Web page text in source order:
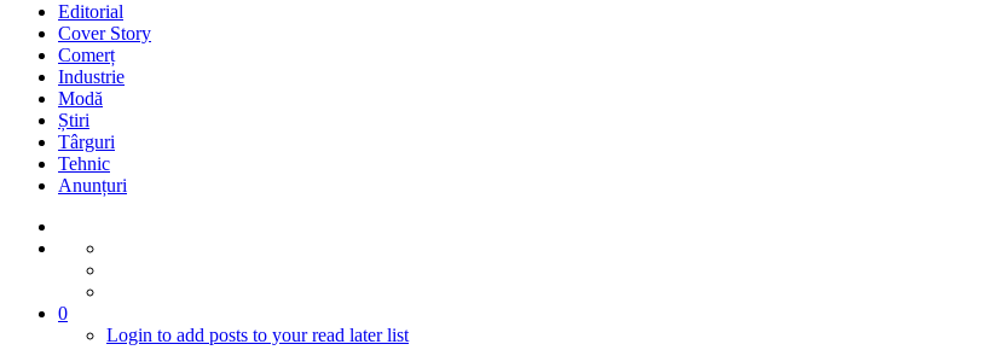
Editorial
Cover Story
Comerț
Industrie
Modă
Știri
Târguri
Tehnic
Anunțuri
0
Login to add posts to your read later list